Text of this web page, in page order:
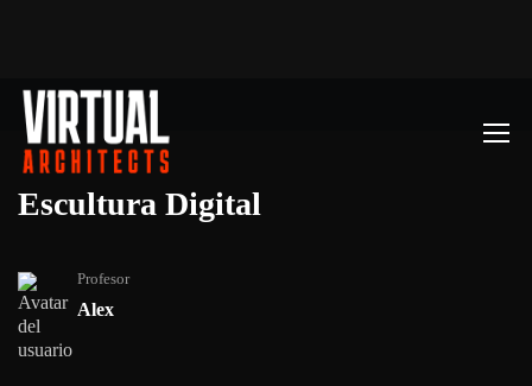
Escultura Digital
Profesor
Alex